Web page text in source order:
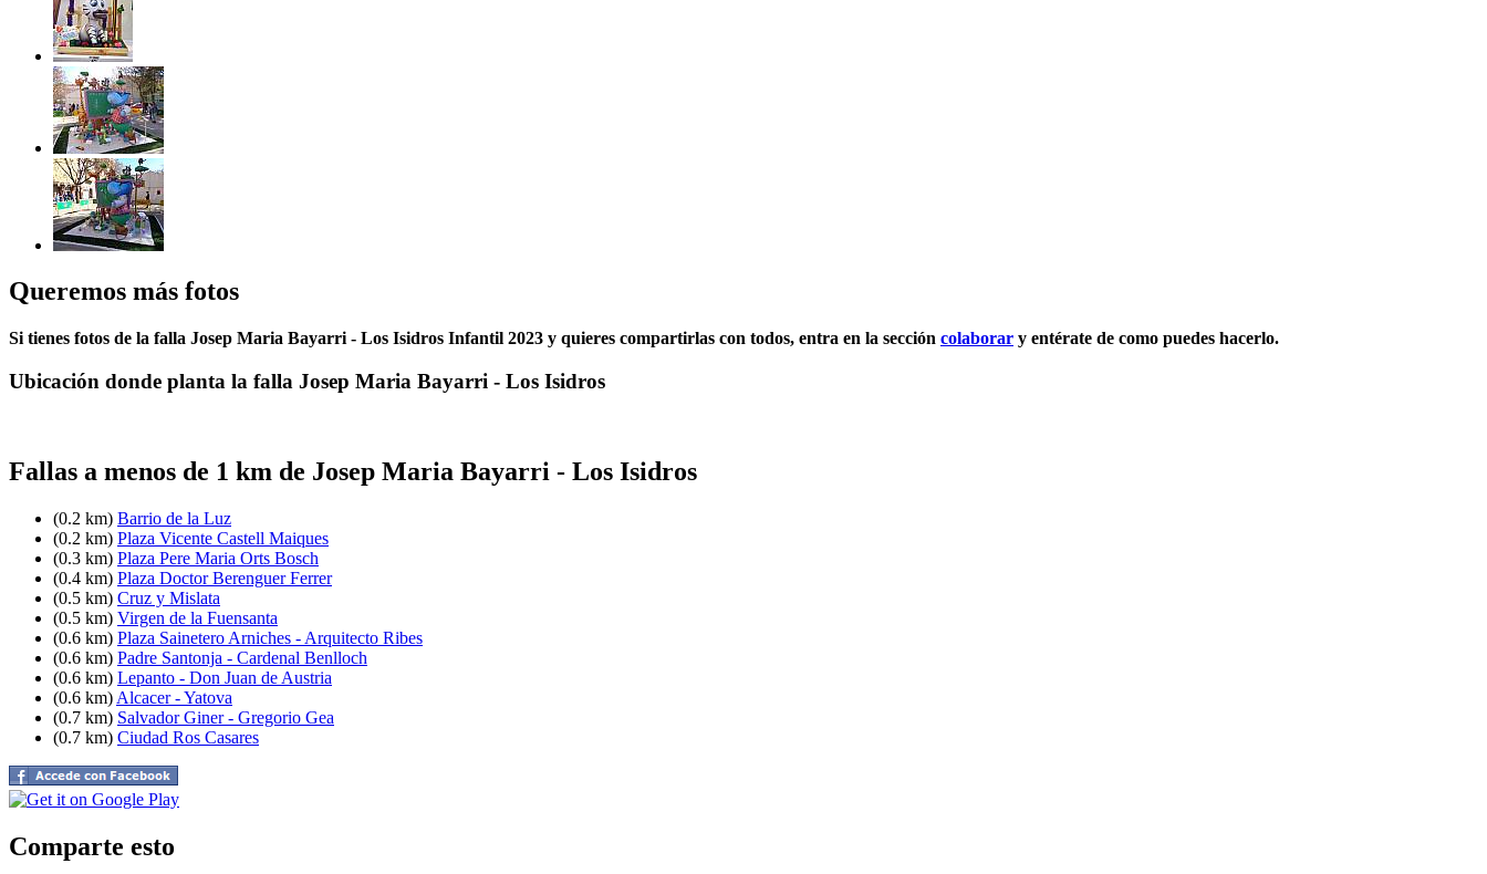
Queremos más fotos
Si tienes fotos de la falla Josep Maria Bayarri - Los Isidros Infantil 2023 y quieres compartirlas con todos, entra en la sección colaborar y entérate de como puedes hacerlo.
Ubicación donde planta la falla Josep Maria Bayarri - Los Isidros
Fallas a menos de 1 km de Josep Maria Bayarri - Los Isidros
(0.2 km) Barrio de la Luz
(0.2 km) Plaza Vicente Castell Maiques
(0.3 km) Plaza Pere Maria Orts Bosch
(0.4 km) Plaza Doctor Berenguer Ferrer
(0.5 km) Cruz y Mislata
(0.5 km) Virgen de la Fuensanta
(0.6 km) Plaza Sainetero Arniches - Arquitecto Ribes
(0.6 km) Padre Santonja - Cardenal Benlloch
(0.6 km) Lepanto - Don Juan de Austria
(0.6 km) Alcacer - Yatova
(0.7 km) Salvador Giner - Gregorio Gea
(0.7 km) Ciudad Ros Casares
Comparte esto